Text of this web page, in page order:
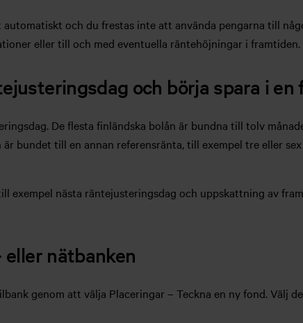
och du frestas inte att använda pengarna till
eller till och med eventuella räntehöjningar i framtiden.
och börja spara i en
De flesta finländska bolån är bundna till tolv
bundet till en annan referensränta, till exempel tre eller
exempel nästa räntejusteringsdag och uppskattning av
eller nätbanken
genom att välja Placeringar – Teckna en ny fond. Välj